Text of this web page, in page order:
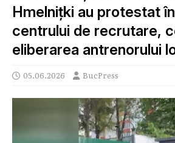
Hmelnițki au protestat
centrului de recrutare,
eliberarea antrenorului
05.06.2026 BucPress